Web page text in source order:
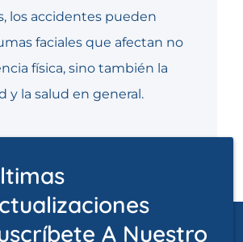
los accidentes pueden
faciales que afectan no
física, sino también la
y la salud en general.
A Nuestro